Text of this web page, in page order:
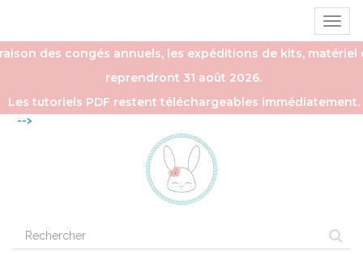
la
des congés annuels, les expéditions de kits, matériel
reprendront 31 août 2026.
Les tutoriels PDF restent téléchargeables immédiatement.
-->